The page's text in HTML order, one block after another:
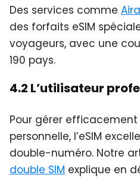
Des services comme
des forfaits eSIM
voyageurs, avec une
190 pays.
4.2 L’utilisateur
Pour gérer
personnelle, l’eSIM
double-numéro. Notre
double SIM explique en